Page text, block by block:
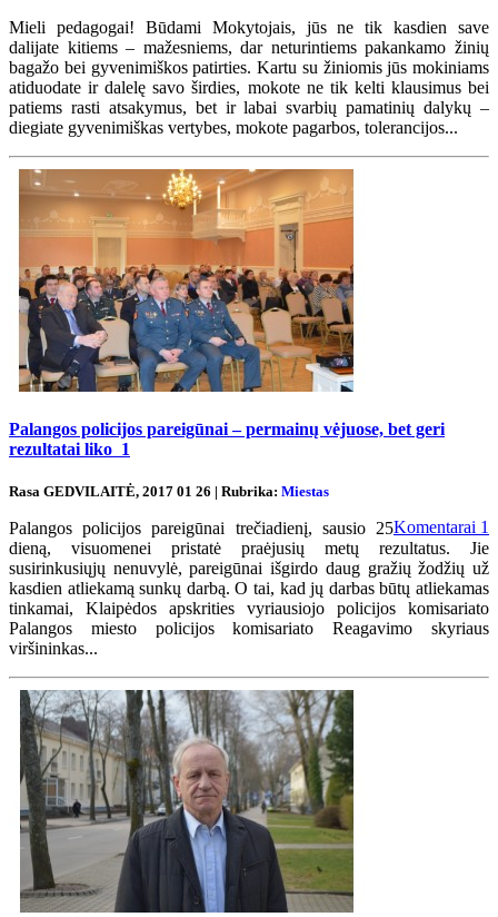
Mieli pedagogai! Būdami Mokytojais, jūs ne tik kasdien save
dalijate kitiems – mažesniems, dar neturintiems pakankamo žinių
bagažo bei gyvenimiškos patirties. Kartu su žiniomis jūs mokiniams
atiduodate ir dalelę savo širdies, mokote ne tik kelti klausimus bei
patiems rasti atsakymus, bet ir labai svarbių pamatinių dalykų –
diegiate gyvenimiškas vertybes, mokote pagarbos, tolerancijos...
Palangos policijos pareigūnai – permainų vėjuose, bet geri
rezultatai liko 1
Rasa GEDVILAITĖ, 2017 01 26 | Rubrika: Miestas
Komentarai 1
Palangos policijos pareigūnai trečiadienį, sausio 25
dieną, visuomenei pristatė praėjusių metų rezultatus. Jie
susirinkusiųjų nenuvylė, pareigūnai išgirdo daug gražių žodžių už
kasdien atliekamą sunkų darbą. O tai, kad jų darbas būtų atliekamas
tinkamai, Klaipėdos apskrities vyriausiojo policijos komisariato
Palangos miesto policijos komisariato Reagavimo skyriaus
viršininkas...